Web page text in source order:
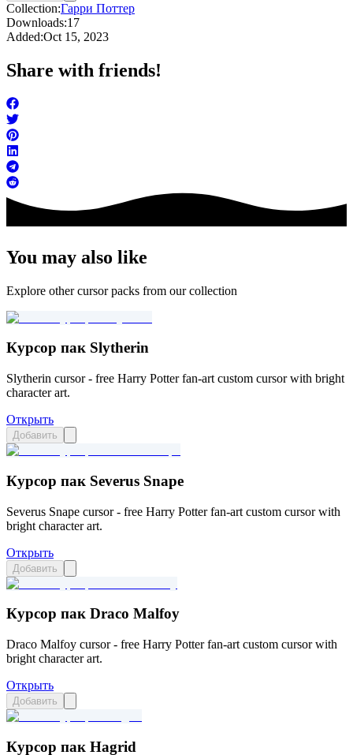
Collection:Гарри Поттер
Downloads:17
Added:Oct 15, 2023
Share with friends!
You may also like
Explore other cursor packs from our collection
Курсор пак Slytherin
Slytherin cursor - free Harry Potter fan-art custom cursor with bright
character art.
Открыть
Добавить
Курсор пак Severus Snape
Severus Snape cursor - free Harry Potter fan-art custom cursor with
bright character art.
Открыть
Добавить
Курсор пак Draco Malfoy
Draco Malfoy cursor - free Harry Potter fan-art custom cursor with
bright character art.
Открыть
Добавить
Курсор пак Hagrid